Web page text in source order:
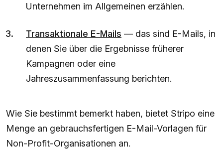
Unternehmen im Allgemeinen erzählen.
Transaktionale E-Mails — das sind E-Mails, in
denen Sie über die Ergebnisse früherer
Kampagnen oder eine
Jahreszusammenfassung berichten.
Wie Sie bestimmt bemerkt haben, bietet Stripo eine
Menge an gebrauchsfertigen E-Mail-Vorlagen für
Non-Profit-Organisationen an.